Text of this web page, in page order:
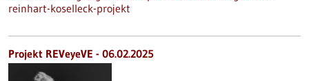
reinhart-koselleck-projekt
Projekt REVeyeVE - 06.02.2025